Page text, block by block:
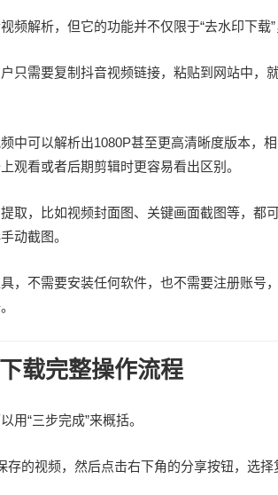
频解析，但它的功能并不仅限于“去水印下载
只需要复制抖音视频链接，粘贴到网站中，
中可以解析出1080P甚至更高清晰度版本，
观看或者后期剪辑时更容易看出区别。
取，比如视频封面图、关键画面截图等，都
动截图。
，不需要安装任何软件，也不需要注册账号
载完整操作流程
用“三步完成”来概括。
存的视频，然后点击右下角的分享按钮，选